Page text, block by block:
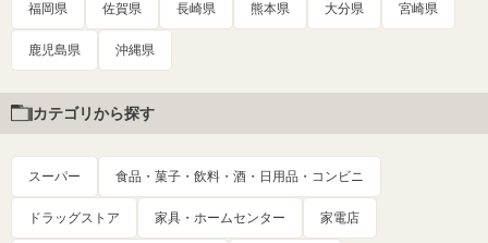
福岡県 佐賀県 長崎県 熊本県 大分県 宮崎県
鹿児島県 沖縄県
カテゴリから探す
スーパー 食品・菓子・飲料・酒・日用品・コンビニ
ドラッグストア 家具・ホームセンター 家電店